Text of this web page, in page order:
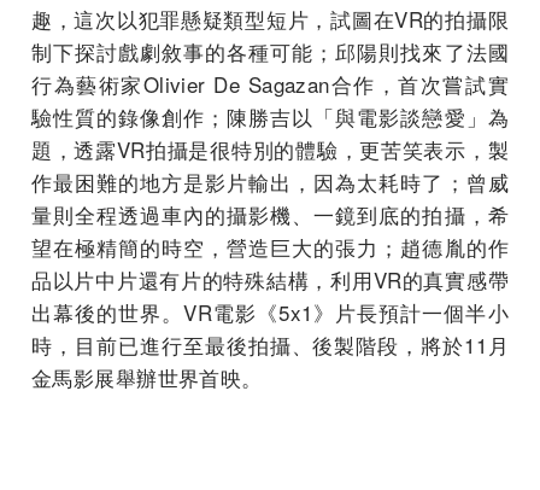
趣，這次以犯罪懸疑類型短片，試圖在VR的拍攝限
制下探討戲劇敘事的各種可能；邱陽則找來了法國
行為藝術家Olivier De Sagazan合作，首次嘗試實
驗性質的錄像創作；陳勝吉以「與電影談戀愛」為
題，透露VR拍攝是很特別的體驗，更苦笑表示，製
作最困難的地方是影片輸出，因為太耗時了；曾威
量則全程透過車內的攝影機、一鏡到底的拍攝，希
望在極精簡的時空，營造巨大的張力；趙德胤的作
品以片中片還有片的特殊結構，利用VR的真實感帶
出幕後的世界。VR電影《5x1》片長預計一個半小
時，目前已進行至最後拍攝、後製階段，將於11月
金馬影展舉辦世界首映。